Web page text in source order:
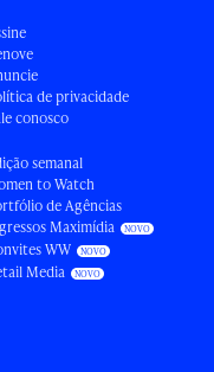
de privacidade
conosco
semanal
to Watch
de Agências
Maximídia
WW
Media